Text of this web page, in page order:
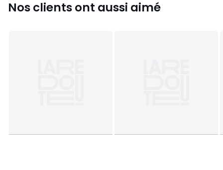
Nos clients ont aussi aimé